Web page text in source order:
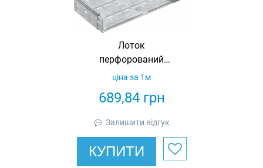
Лоток
перфорований
80х500х3000 1,2
689,84грн
ціна за 1м
Залишити відгук
КУПИТИ